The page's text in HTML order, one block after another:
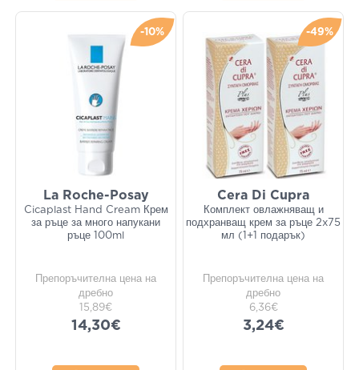
-10%
La Roche-Posay
Cicaplast Hand Cream Крем
за ръце за много напукани
ръце 100ml
Препоръчителна цена на
дребно
15,89€
14,30€
-49%
Cera Di Cupra
Комплект овлажняващ и
подхранващ крем за ръце 2x75
мл (1+1 подарък)
Препоръчителна цена на
дребно
6,36€
3,24€